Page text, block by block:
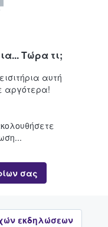
Τώρα τι;
αυτή
αργότερα!
σας
εκδηλώσεων